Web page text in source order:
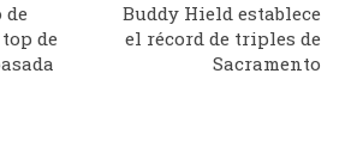
de
de
Buddy Hield establece
el récord de triples de
Sacramento